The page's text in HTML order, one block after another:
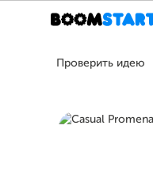
Проверить идею